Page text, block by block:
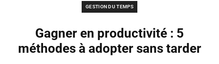
GESTION DU TEMPS
Gagner en productivité : 5
méthodes à adopter sans tarder